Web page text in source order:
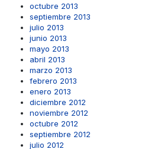
octubre 2013
septiembre 2013
julio 2013
junio 2013
mayo 2013
abril 2013
marzo 2013
febrero 2013
enero 2013
diciembre 2012
noviembre 2012
octubre 2012
septiembre 2012
julio 2012